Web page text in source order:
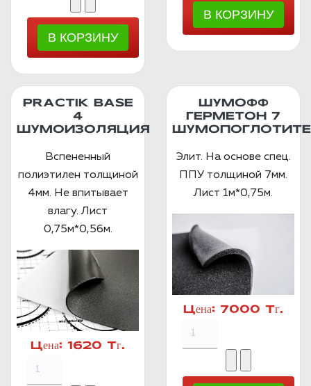
PRACTIK BASE
4
ШУМОИЗОЛЯЦИЯ
Вспененный
полиэтилен толщиной
4мм. Не впитывает
влагу. Лист
0,75м*0,56м.
Цена: 1620 Тг.
ШУМОФФ
ГЕРМЕТОН 7
Элит. На основе спец.
ППУ толщиной 7мм.
Лист 1м*0,75м.
Цена: 7000 Тг.